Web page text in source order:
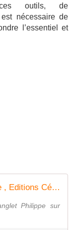
ces outils, de
nécessaire de
l’essentiel et
La Bible et la Loge, Langlet Philippe , Editions Cépaduès
Philippe sur